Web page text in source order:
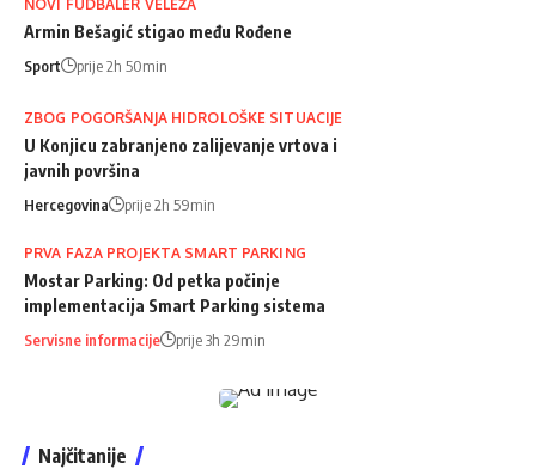
NOVI FUDBALER VELEŽA
Armin Bešagić stigao među Rođene
Sport prije 2h 50min
ZBOG POGORŠANJA HIDROLOŠKE SITUACIJE
U Konjicu zabranjeno zalijevanje vrtova i
javnih površina
Hercegovina prije 2h 59min
PRVA FAZA PROJEKTA SMART PARKING
Mostar Parking: Od petka počinje
implementacija Smart Parking sistema
Servisne informacije prije 3h 29min
Najčitanije